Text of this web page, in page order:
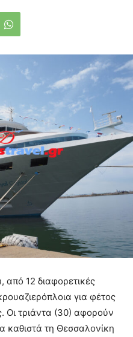
από 12 διαφορετικές
για φέτος
Οι τριάντα (30) αφορούν
καθιστά τη Θεσσαλονίκη